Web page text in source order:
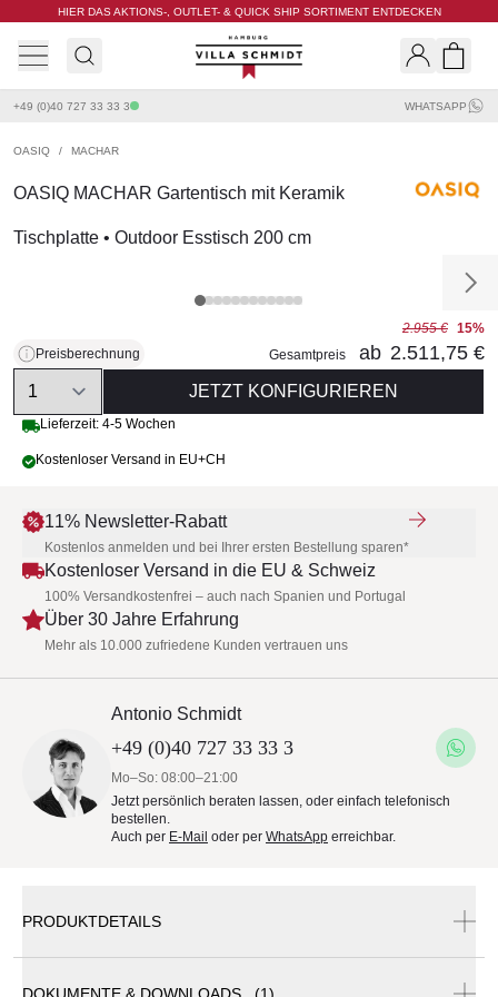
HIER DAS AKTIONS-, OUTLET- & QUICK SHIP SORTIMENT ENTDECKEN
Villa Schmidt
+49 (0)40 727 33 33 3 WHATSAPP
OASIQ / MACHAR
OASIQ MACHAR Gartentisch mit Keramik
Tischplatte • Outdoor Esstisch 200 cm
Preisberechnung
2.955 € 15%
Gesamtpreis
ab 2.511,75 €
Quantity
JETZT KONFIGURIEREN
Lieferzeit: 4-5 Wochen
Kostenloser Versand in EU+CH
11% Newsletter-Rabatt
Kostenlos anmelden und bei Ihrer ersten Bestellung sparen*
Kostenloser Versand in die EU & Schweiz
100% Versandkostenfrei – auch nach Spanien und Portugal
Über 30 Jahre Erfahrung
Mehr als 10.000 zufriedene Kunden vertrauen uns
Antonio Schmidt
+49 (0)40 727 33 33 3
Mo–So: 08:00–21:00
Jetzt persönlich beraten lassen, oder einfach telefonisch
bestellen.
Auch per E-Mail oder per WhatsApp erreichbar.
PRODUKTDETAILS
DOKUMENTE & DOWNLOADS (1)